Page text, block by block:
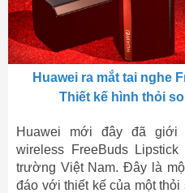
Huawei ra mắt tai nghe
Thiết kế hình thỏi
Huawei mới đây đã giới
wireless FreeBuds
trường Việt Nam. Đây là
đáo với thiết kế của một